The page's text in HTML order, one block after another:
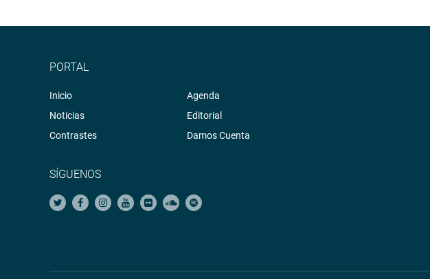
PORTAL
Inicio
Noticias
Contrastes
Agenda
Editorial
Damos Cuenta
SÍGUENOS